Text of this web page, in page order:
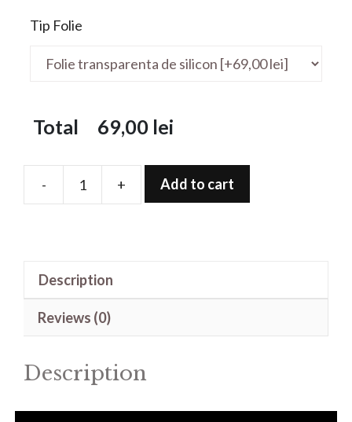
Tip Folie
Total 69,00 lei
-
Folie
+ Add to cart
Description
Reviews (0)
Description